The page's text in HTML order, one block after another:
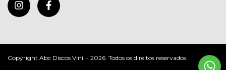
Copyright Abc Discos Vinil - 2026. Todos os direitos reservados.